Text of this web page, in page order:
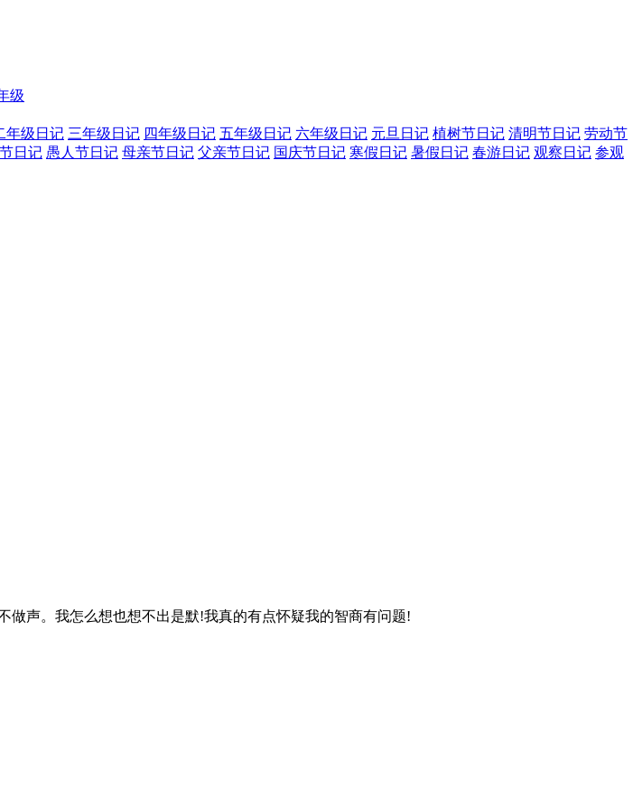
级
年级日记 三年级日记 四年级日记 五年级日记 六年级日记 元旦日记 植树节日记 清明节日记 劳动节
日记 愚人节日记 母亲节日记 父亲节日记 国庆节日记 寒假日记 暑假日记 春游日记 观察日记 参观
。我怎么想也想不出是默!我真的有点怀疑我的智商有问题!